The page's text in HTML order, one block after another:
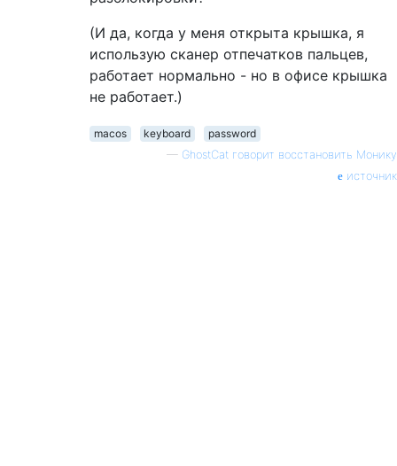
(И да, когда у меня открыта крышка, я
использую сканер отпечатков пальцев,
работает нормально - но в офисе крышка
не работает.)
macos keyboard
password
— GhostCat говорит восстановить Монику
источник